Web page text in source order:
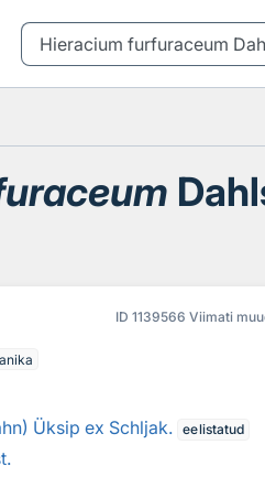
ID 1139566 Viimati
Üksip ex Schljak. eelistatud